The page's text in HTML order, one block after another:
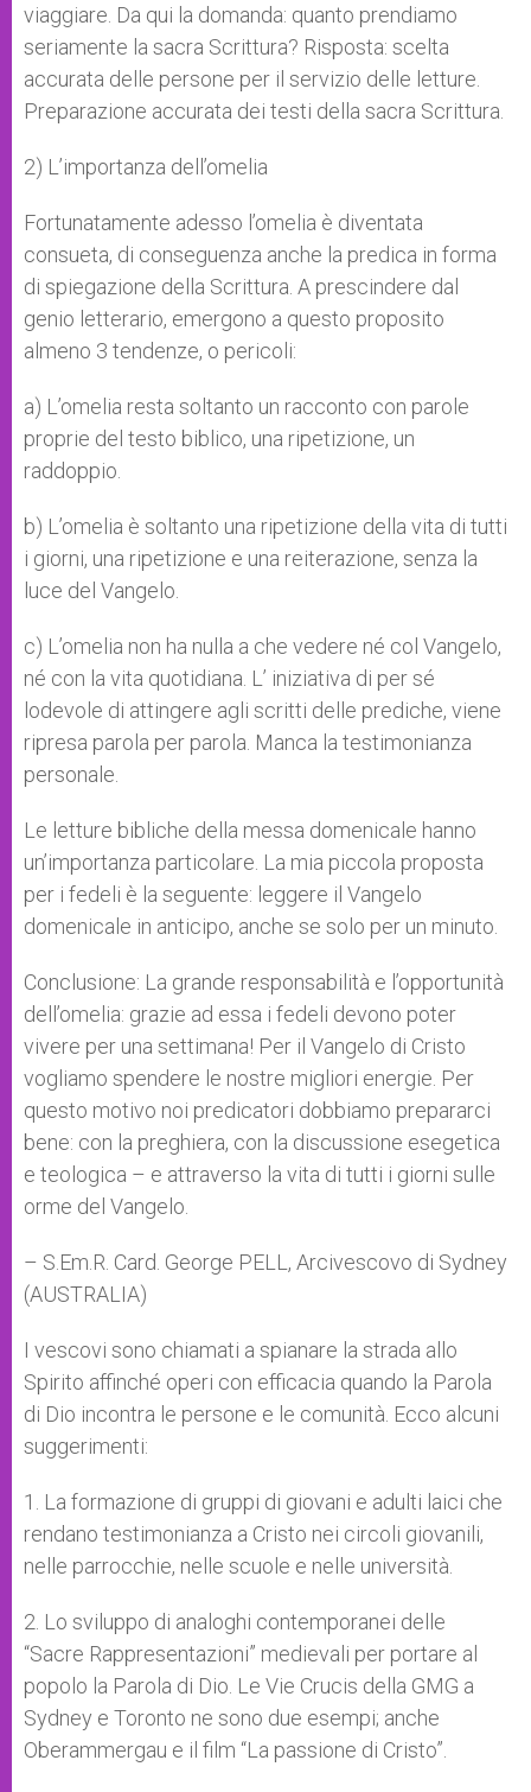
viaggiare. Da qui la domanda: quanto prendiamo
seriamente la sacra Scrittura? Risposta: scelta
accurata delle persone per il servizio delle letture.
Preparazione accurata dei testi della sacra Scrittura.
2) L’importanza dell’omelia
Fortunatamente adesso l’omelia è diventata
consueta, di conseguenza anche la predica in forma
di spiegazione della Scrittura. A prescindere dal
genio letterario, emergono a questo proposito
almeno 3 tendenze, o pericoli:
a) L’omelia resta soltanto un racconto con parole
proprie del testo biblico, una ripetizione, un
raddoppio.
b) L’omelia è soltanto una ripetizione della vita di tutti
i giorni, una ripetizione e una reiterazione, senza la
luce del Vangelo.
c) L’omelia non ha nulla a che vedere né col Vangelo,
né con la vita quotidiana. L’ iniziativa di per sé
lodevole di attingere agli scritti delle prediche, viene
ripresa parola per parola. Manca la testimonianza
personale.
Le letture bibliche della messa domenicale hanno
un’importanza particolare. La mia piccola proposta
per i fedeli è la seguente: leggere il Vangelo
domenicale in anticipo, anche se solo per un minuto.
Conclusione: La grande responsabilità e l’opportunità
dell’omelia: grazie ad essa i fedeli devono poter
vivere per una settimana! Per il Vangelo di Cristo
vogliamo spendere le nostre migliori energie. Per
questo motivo noi predicatori dobbiamo prepararci
bene: con la preghiera, con la discussione esegetica
e teologica – e attraverso la vita di tutti i giorni sulle
orme del Vangelo.
– S.Em.R. Card. George PELL, Arcivescovo di Sydney
(AUSTRALIA)
I vescovi sono chiamati a spianare la strada allo
Spirito affinché operi con efficacia quando la Parola
di Dio incontra le persone e le comunità. Ecco alcuni
suggerimenti:
1. La formazione di gruppi di giovani e adulti laici che
rendano testimonianza a Cristo nei circoli giovanili,
nelle parrocchie, nelle scuole e nelle università.
2. Lo sviluppo di analoghi contemporanei delle
“Sacre Rappresentazioni” medievali per portare al
popolo la Parola di Dio. Le Vie Crucis della GMG a
Sydney e Toronto ne sono due esempi; anche
Oberammergau e il film “La passione di Cristo”.